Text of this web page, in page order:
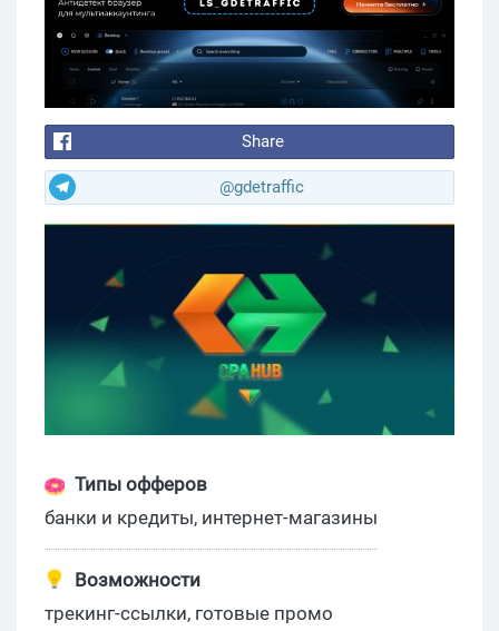
Share
@gdetraffic
Типы офферов
банки и кредиты, интернет-магазины
Возможности
трекинг-ссылки, готовые промо